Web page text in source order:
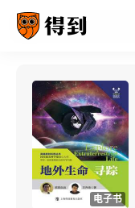
电子书